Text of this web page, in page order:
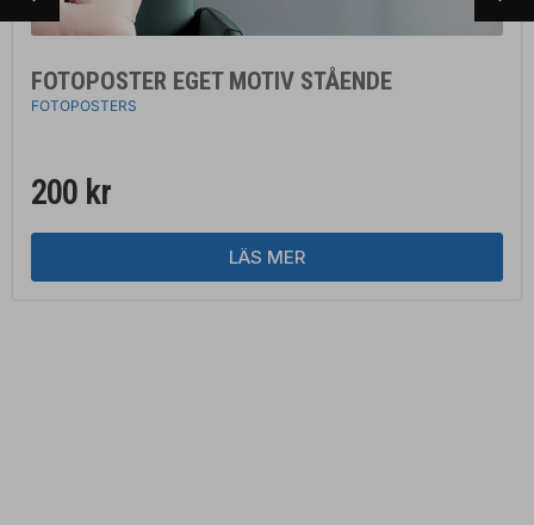
FOTOPOSTER EGET MOTIV STÅENDE
FOTOPOSTERS
200 kr
LÄS MER